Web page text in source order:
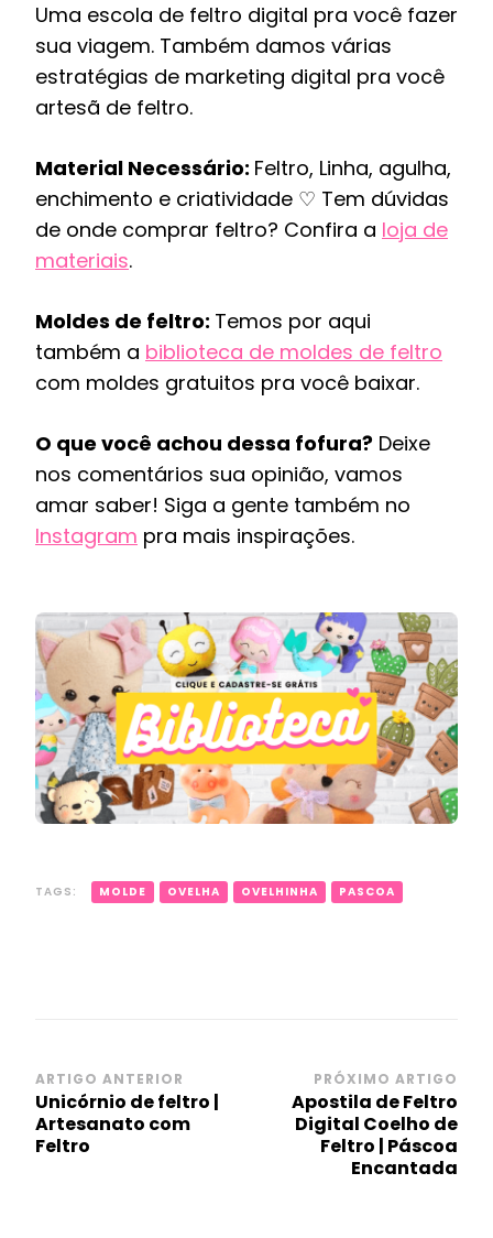
Uma escola de feltro digital pra você fazer
sua viagem. Também damos várias
estratégias de marketing digital pra você
artesã de feltro.
Material Necessário: Feltro, Linha, agulha,
enchimento e criatividade ♡ Tem dúvidas
de onde comprar feltro? Confira a loja de
materiais.
Moldes de feltro: Temos por aqui
também a biblioteca de moldes de feltro
com moldes gratuitos pra você baixar.
O que você achou dessa fofura? Deixe
nos comentários sua opinião, vamos
amar saber! Siga a gente também no
Instagram pra mais inspirações.
TAGS: MOLDE OVELHA OVELHINHA PASCOA
Navegação
de
post
ARTIGO ANTERIOR
Unicórnio de feltro |
Artesanato com
Feltro
PRÓXIMO ARTIGO
Apostila de Feltro
Digital Coelho de
Feltro | Páscoa
Encantada